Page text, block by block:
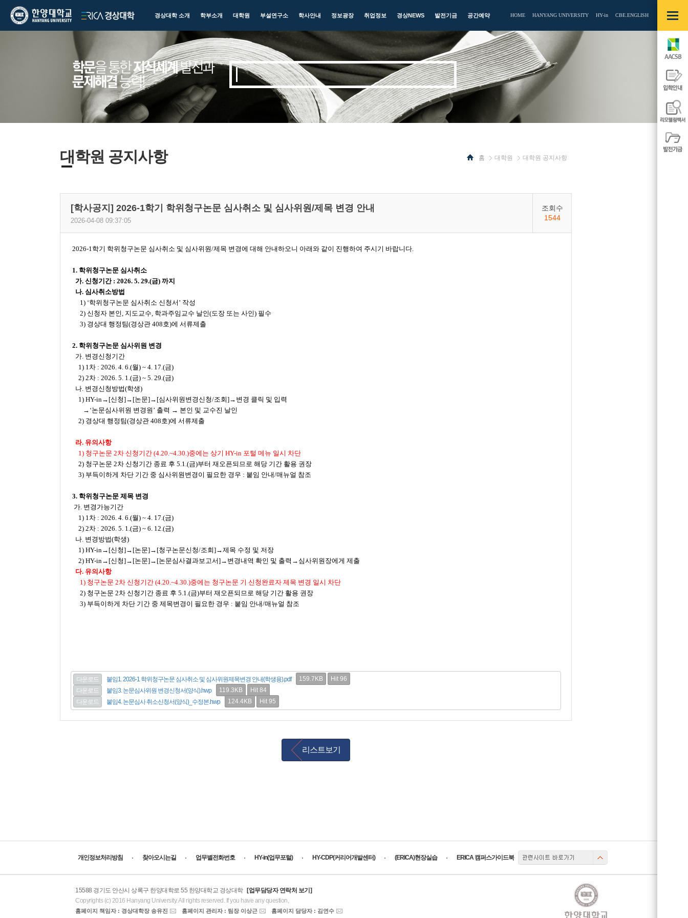
한양대학교
한양대학교
ERICA
경상대학
경상대학 소개 학부소개 대학원 부설연구소 학사안내 정보광장 취업정보 경상NEWS 발전기금 공간예약 HOME HANYANG UNIVERSITY HY-in CBE.ENGLISH
대학원 공지사항 홈 대학원
사이드
대학원 공지사항
사이드
[학사공지] 2026-1학기 학위청구논문 심사취소 및 심사위원/제목 변경 안내
2026-04-08 09:37:05
조회수
1544
2026-1학기 학위청구논문 심사취소 및 심사위원/제목 변경에 대해 안내하오니 아래와 같이 진행하여 주시기 바랍니다.
1. 학위청구논문 심사취소
가. 신청기간 : 2026. 5. 29.(금) 까지
나. 심사취소방법
1) ‘학위청구논문 심사취소 신청서’ 작성
2) 신청자 본인, 지도교수, 학과주임교수 날인(도장 또는 사인) 필수
3) 경상대 행정팀(경상관 408호)에 서류제출
2. 학위청구논문 심사위원 변경
가. 변경신청기간
1) 1차 : 2026. 4. 6.(월) ~ 4. 17.(금)
2) 2차 : 2026. 5. 1.(금) ~ 5. 29.(금)
나. 변경신청방법(학생)
1) HY-in→[신청]→[논문]→[심사위원변경신청/조회]→변경 클릭 및 입력
→‘논문심사위원 변경원’ 출력 → 본인 및 교수진 날인
2) 경상대 행정팀(경상관 408호)에 서류제출
라. 유의사항
1) 청구논문 2차 신청기간 (4.20.~4.30.)중에는 상기 HY-in 포털 메뉴 일시 차단
2) 청구논문 2차 신청기간 종료 후 5.1.(금)부터 재오픈되므로 해당 기간 활용 권장
3) 부득이하게 차단 기간 중 심사위원변경이 필요한 경우 : 붙임 안내/매뉴얼 참조
3. 학위청구논문 제목 변경
가. 변경가능기간
1) 1차 : 2026. 4. 6.(월) ~ 4. 17.(금)
2) 2차 : 2026. 5. 1.(금) ~ 6. 12.(금)
나. 변경방법(학생)
1) HY-in→[신청]→[논문]→[청구논문신청/조회]→제목 수정 및 저장
2) HY-in→[신청]→[논문]→[논문심사결과보고서]→변경내역 확인 및 출력→심사위원장에게 제출
다. 유의사항
1) 청구논문 2차 신청기간 (4.20.~4.30.)중에는 청구논문 기 신청완료자 제목 변경 일시 차단
2) 청구논문 2차 신청기간 종료 후 5.1.(금)부터 재오픈되므로 해당 기간 활용 권장
3) 부득이하게 차단 기간 중 제목변경이 필요한 경우 : 붙임 안내/매뉴얼 참조
다운로드 붙임1. 2026-1 학위청구논문 심사취소 및 심사위원제목변경 안내(학생용).pdf 159.7KB
Hit 96
다운로드
붙임3. 논문심사위원 변경신청서(양식).hwp 119.3KB
Hit 84
다운로드
붙임4. 논문심사 취소신청서(양식)_수정본.hwp 124.4KB Hit 95
리스트보기
개인정보처리방침 찾아오시는길 업무별전화번호 HY-in(업무포털) HY-CDP(커리어개발센터) (ERICA)현장실습 ERICA 캠퍼스가이드북
관련사이트
토글
15588 경기도 안산시 상록구 한양대학로 55 한양대학교 경상대학
[업무담당자 연락처 보기]
Copyrights (c) 2016 Hanyang University. All rights reserved. If you have any question,
홈페이지 책임자 : 경상대학장 송유진 홈페이지 관리자 : 팀장 이상근 홈페이지 담당자 : 김연수
열기/
AACSB
입학안내
리모델링백
발전기금